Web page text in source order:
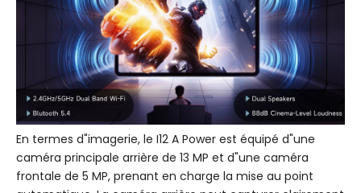
En termes d"imagerie, le I12 A Power est équipé d"une
caméra principale arrière de 13 MP et d"une caméra
frontale de 5 MP, prenant en charge la mise au point